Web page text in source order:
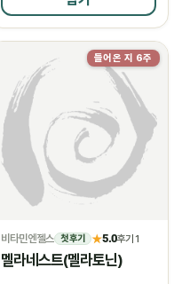
들어온 지 6주
비타민엔젤스 첫 후기 ★5.0후기 1
멜라네스트(멜라토닌)